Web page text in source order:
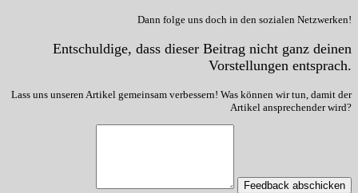
Dann folge uns doch in den sozialen Netzwerken!
Entschuldige, dass dieser Beitrag nicht ganz deinen
Vorstellungen entsprach.
Lass uns unseren Artikel gemeinsam verbessern! Was können wir tun, damit der
Artikel ansprechender wird?
Feedback abschicken